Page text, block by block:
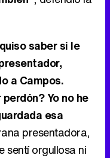
saber si le
a Campos.
Yo no he
esa
presentadora,
sentí orgullosa ni